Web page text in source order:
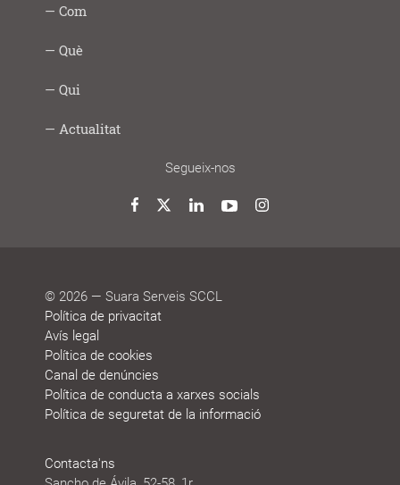
Com
Intercooperació
Proximitat
Innovació
Social
Lab
Responsabilitat
Transparència
Com
fem
Imprescindibles
Què
Infància
joves
Gent
Ocupació
treball
Acció
Empresa
Què
Formació
Qui
Model
Model
Sistema
Històries
Borsa
Persones
Actualitat
reconeixements
Segueix-nos
Facebook
TwitterLinkedInYouTubeInstagram
© 2026 — Suara Serveis SCCL
Política de privacitat
Avís legal
Política de cookies
Canal de denúncies
Política de conducta a xarxes socials
Política de seguretat de la informació
Contacta'ns